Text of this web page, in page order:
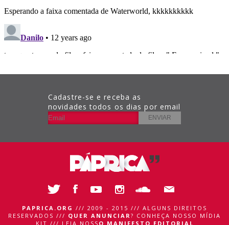
Cadastre-se e receba as
novidades todos os dias por email
PAPRICA.ORG /// 2009 - 2015 /// ALGUNS DIREITOS
RESERVADOS /// QUER ANUNCIAR ? CONHEÇA NOSSO MÍDIA
KIT /// LEIA NOSS O MANIFESTO EDITORIAL